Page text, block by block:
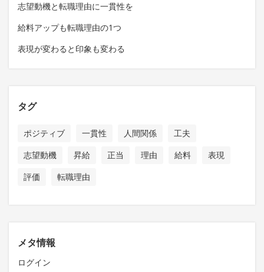
志望動機と転職理由に一貫性を
給料アップも転職理由の1つ
表現が変わると印象も変わる
タグ
ポジティブ 一貫性 人間関係
工夫
志望動機
昇給 正当 理由 給料
表現
評価
転職理由
メタ情報
ログイン